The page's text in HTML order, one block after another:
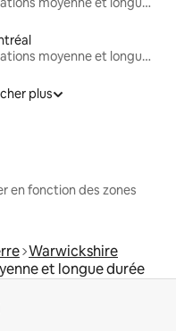
Locations moyenne et longue durée
plus
en fonction des zones
Warwickshire
et longue durée